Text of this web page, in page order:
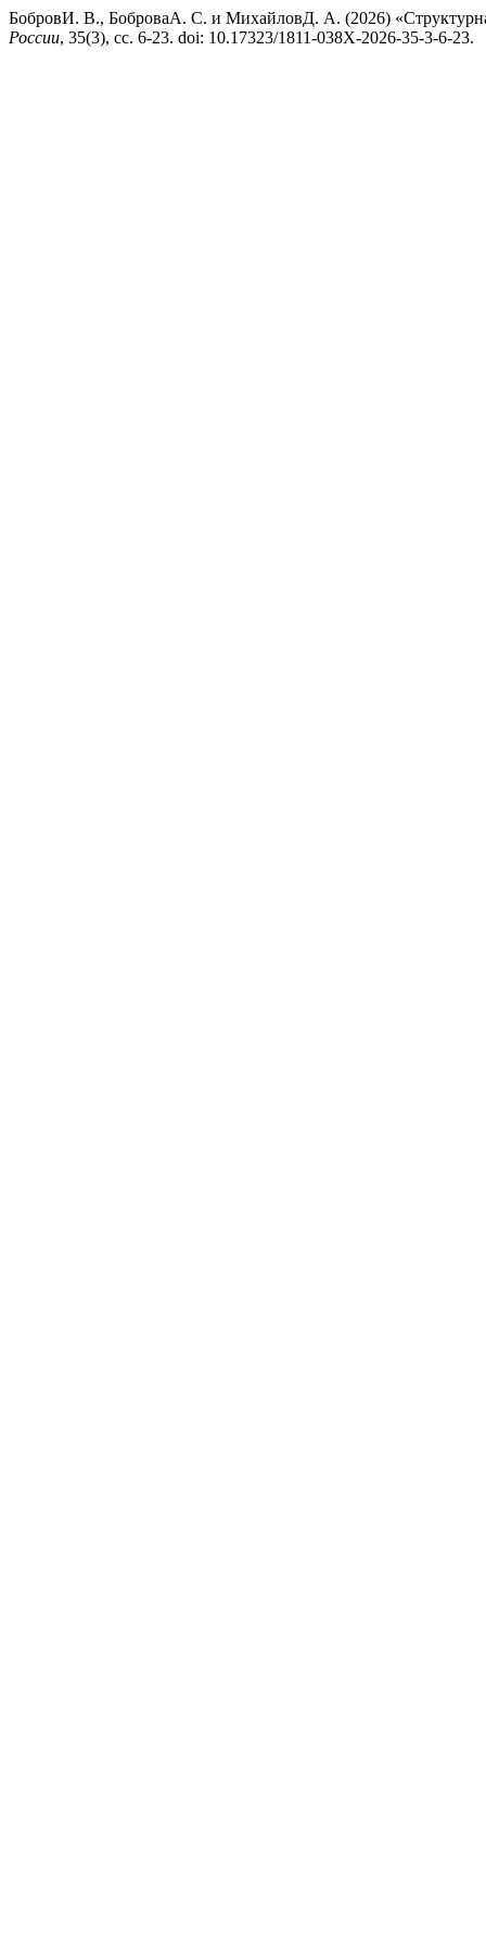
БобровИ. В., БоброваА. С. и МихайловД. А. (2026)
России, 35(3), сс. 6-23. doi: 10.17323/1811-038X-2026-35-3-6-23.